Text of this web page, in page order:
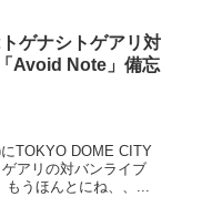
ゲナシトゲアリ対
Avoid Note」備忘
TOKYO DOME CITY
アリの対バンライブ
うほんとにね、、...